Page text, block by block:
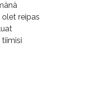
reipas